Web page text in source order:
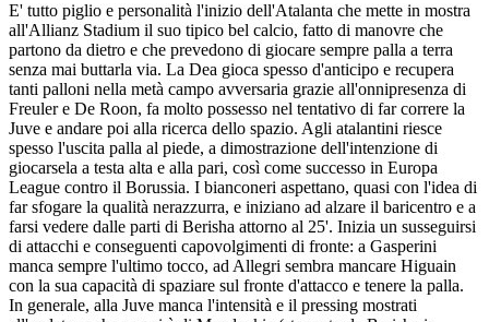
E' tutto piglio e personalità l'inizio dell'Atalanta che mette in mostra
all'Allianz Stadium il suo tipico bel calcio, fatto di manovre che
partono da dietro e che prevedono di giocare sempre palla a terra
senza mai buttarla via. La Dea gioca spesso d'anticipo e recupera
tanti palloni nella metà campo avversaria grazie all'onnipresenza di
Freuler e De Roon, fa molto possesso nel tentativo di far correre la
Juve e andare poi alla ricerca dello spazio. Agli atalantini riesce
spesso l'uscita palla al piede, a dimostrazione dell'intenzione di
giocarsela a testa alta e alla pari, così come successo in Europa
League contro il Borussia. I bianconeri aspettano, quasi con l'idea di
far sfogare la qualità nerazzurra, e iniziano ad alzare il baricentro e a
farsi vedere dalle parti di Berisha attorno al 25'. Inizia un susseguirsi
di attacchi e conseguenti capovolgimenti di fronte: a Gasperini
manca sempre l'ultimo tocco, ad Allegri sembra mancare Higuain
con la sua capacità di spaziare sul fronte d'attacco e tenere la palla.
In generale, alla Juve manca l'intensità e il pressing mostrati